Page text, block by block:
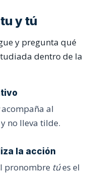
y tú
y pregunta qué
dentro de la
al
no lleva tilde.
la acción
pronombre túes el